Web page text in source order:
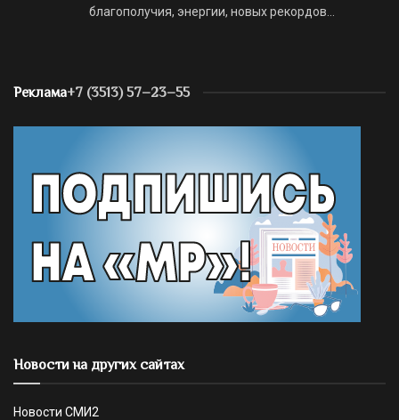
благополучия, энергии, новых рекордов…
Реклама+7 (3513) 57–23–55
Новости на других сайтах
Новости СМИ2